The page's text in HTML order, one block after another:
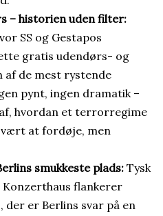
– historien uden filter:
SS og Gestapos
gratis udendørs- og
af de mest rystende
pynt, ingen dramatik –
hvordan et terrorregime
at fordøje, men
smukkeste plads:Tysk
Konzerthaus flankerer
der er Berlins svar på en